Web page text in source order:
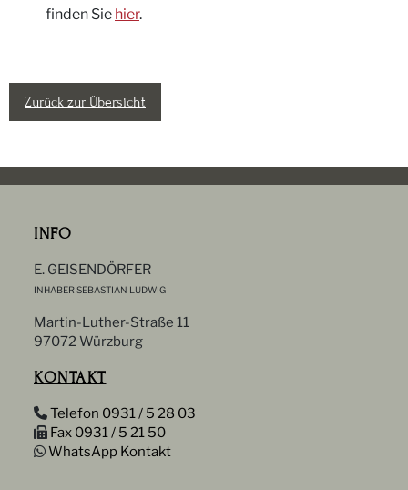
Zurück zur Übersicht
finden Sie hier.
INFO
E. GEISENDÖRFER
INHABER SEBASTIAN LUDWIG
Martin-Luther-Straße 11
97072 Würzburg
KONTAKT
Telefon 0931 / 5 28 03
Fax 0931 / 5 21 50
WhatsApp Kontakt